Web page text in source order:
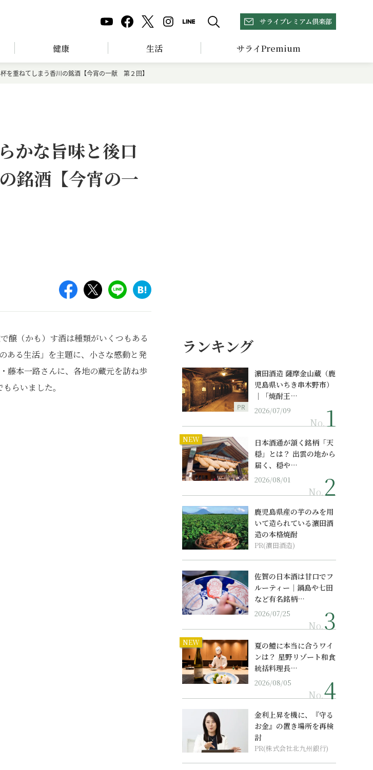
サライプレミアム倶楽部
健康 生活 サライPremium
を重ねてしまう香川の銘酒【今宵の一献 第２回】
かな旨味と後口
銘酒【今宵の一
醸（かも）す酒は種類がいくつもある
ある生活」を主題に、小さな感動と発
藤本一路さんに、各地の蔵元を訪ね歩
らいました。
ランキング
PR
濵田酒造 薩摩金山蔵（鹿
児島県いちき串木野市）
｜「焼酎王…
2026/07/09
No.
NEW
日本酒通が頷く銘柄「天
穏」とは？ 出雲の地から
届く、穏や…
2026/08/01
No.
鹿児島県産の芋のみを用
いて造られている濵田酒
造の本格焼酎
PR(濵田酒造)
佐賀の日本酒は甘口でフ
ルーティー｜鍋島や七田
など有名銘柄…
2026/07/25
No.
NEW
夏の鱧に本当に合うワイ
ンは？ 星野リゾート和食
統括料理長…
2026/08/05
No.
金利上昇を機に、『守る
お金』の置き場所を再検
討
PR(株式会社北九州銀行)